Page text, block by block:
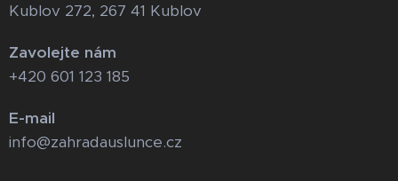
Kublov 272, 267 41 Kublov
Zavolejte nám
+420 601 123 185
E-mail
info@zahradauslunce.cz